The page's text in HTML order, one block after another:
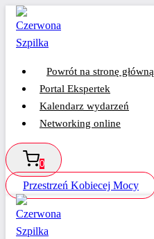
Przejdź
treści
Powrót na stronę główną
Portal Ekspertek
Kalendarz wydarzeń
Networking online
0
Przestrzeń Kobiecej Mocy